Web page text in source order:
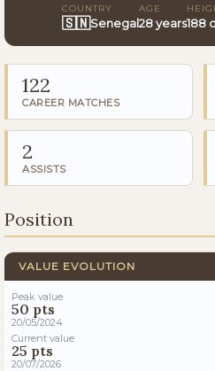
COUNTRY
🇸🇳Senegal
AGE
28 years188
122
CAREER MATCHES
2
ASSISTS
Position
VALUE EVOLUTION
Peak value
50 pts
20/05/2024
Current value
25 pts
20/07/2026